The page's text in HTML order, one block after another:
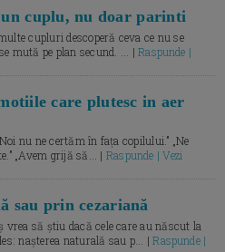
cuplu, nu doar parinti
cupluri descoperă ceva ce nu se
mută pe plan secund. ... |Raspunde |
care plutesc in aer
nu ne certăm în fața copilului.” „Ne
„Avem grijă să... | Raspunde | Vezi
sau prin cezariană
vrea să știu dacă cele care au născut la
nașterea naturală sau p... |Raspunde |